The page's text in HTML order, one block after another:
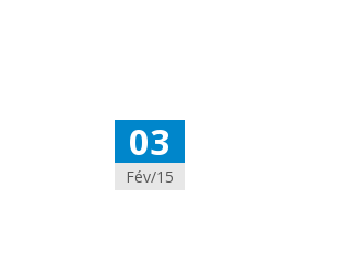
03
Fév/15